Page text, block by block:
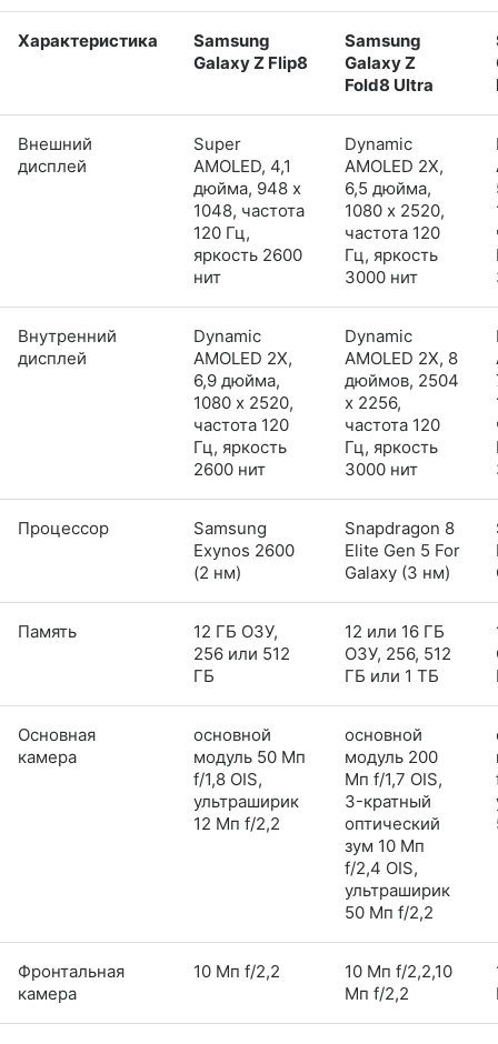
Характеристика
Samsung
Galaxy Z Flip8
Samsung
Galaxy Z
Fold8 Ultra
Внешний
дисплей
Super
AMOLED, 4,1
дюйма, 948 x
1048, частота
120 Гц,
яркость 2600
нит
Dynamic
AMOLED 2X,
6,5 дюйма,
1080 x 2520,
частота 120
Гц, яркость
3000 нит
Внутренний
дисплей
Dynamic
AMOLED 2X,
6,9 дюйма,
1080 x 2520,
частота 120
Гц, яркость
2600 нит
Dynamic
AMOLED 2X, 8
дюймов, 2504
x 2256,
частота 120
Гц, яркость
3000 нит
Процессор
Samsung
Exynos 2600
(2 нм)
Snapdragon 8
Elite Gen 5 For
Galaxy (3 нм)
Память
12 ГБ ОЗУ,
256 или 512
ГБ
12 или 16 ГБ
ОЗУ, 256, 512
ГБ или 1 ТБ
Основная
камера
основной
модуль 50 Мп
f/1,8 OIS,
ультраширик
12 Мп f/2,2
основной
модуль 200
Мп f/1,7 OIS,
3-кратный
оптический
зум 10 Мп
f/2,4 OIS,
ультраширик
50 Мп f/2,2
Фронтальная
камера
10 Мп f/2,2
10 Мп f/2,2,10
Мп f/2,2